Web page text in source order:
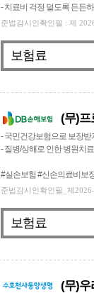
- 치료비 걱정 덜도록 든든
준법감시인확인필 : 제
보험료
(무)프
- 국민건강보험으로 보장
- 질병/상해로 인한 병원치
#실손보험 #신손의료비보
준법감시인확인필_제
보험료
(무)우